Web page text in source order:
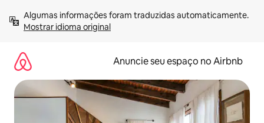
para
Mostrar idioma original
Anuncie seu espaço no Airbnb